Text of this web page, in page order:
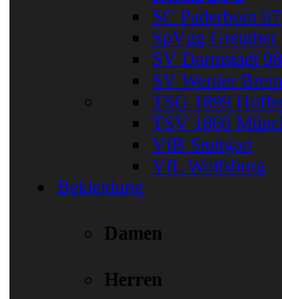
SC Paderborn 07
SpVgg Greuther
SV Darmstadt 98
SV Werder
TSG 1899
TSV 1860
VfB Stuttgart
VfL Wolfsburg
Bekleidung
Damen
Herren